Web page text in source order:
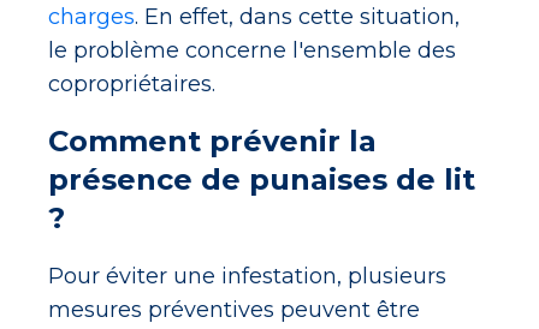
charges. En effet, dans cette situation,
le problème concerne l'ensemble des
copropriétaires.
Comment prévenir la
présence de punaises de lit
?
Pour éviter une infestation, plusieurs
mesures préventives peuvent être